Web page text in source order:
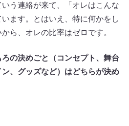
いう連絡が来て、「オレはこんな
ます。とはいえ、特に何かをし
ら、オレの比率はゼロです。
の決めごと（コンセプト、舞台
、グッズなど）はどちらが決め